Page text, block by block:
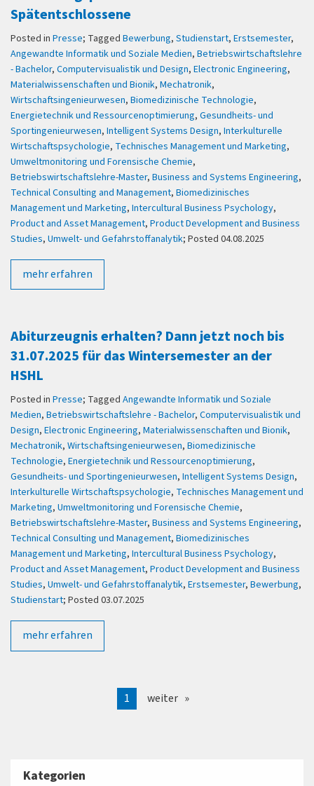
Spätentschlossene
Posted in Presse; Tagged Bewerbung, Studienstart, Erstsemester,
Angewandte Informatik und Soziale Medien, Betriebswirtschaftslehre
- Bachelor, Computervisualistik und Design, Electronic Engineering,
Materialwissenschaften und Bionik, Mechatronik,
Wirtschaftsingenieurwesen, Biomedizinische Technologie,
Energietechnik und Ressourcenoptimierung, Gesundheits- und
Sportingenieurwesen, Intelligent Systems Design, Interkulturelle
Wirtschaftspsychologie, Technisches Management und Marketing,
Umweltmonitoring und Forensische Chemie,
Betriebswirtschaftslehre-Master, Business and Systems Engineering,
Technical Consulting and Management, Biomedizinisches
Management und Marketing, Intercultural Business Psychology,
Product and Asset Management, Product Development and Business
Studies, Umwelt- und Gefahrstoffanalytik; Posted 04.08.2025
mehr erfahren
Abiturzeugnis erhalten? Dann jetzt noch bis
31.07.2025 für das Wintersemester an der
HSHL
Posted in Presse; Tagged Angewandte Informatik und Soziale
Medien, Betriebswirtschaftslehre - Bachelor, Computervisualistik und
Design, Electronic Engineering, Materialwissenschaften und Bionik,
Mechatronik, Wirtschaftsingenieurwesen, Biomedizinische
Technologie, Energietechnik und Ressourcenoptimierung,
Gesundheits- und Sportingenieurwesen, Intelligent Systems Design,
Interkulturelle Wirtschaftspsychologie, Technisches Management und
Marketing, Umweltmonitoring und Forensische Chemie,
Betriebswirtschaftslehre-Master, Business and Systems Engineering,
Technical Consulting und Management, Biomedizinisches
Management und Marketing, Intercultural Business Psychology,
Product and Asset Management, Product Development and Business
Studies, Umwelt- und Gefahrstoffanalytik, Erstsemester, Bewerbung,
Studienstart; Posted 03.07.2025
mehr erfahren
1 weiter
Kategorien